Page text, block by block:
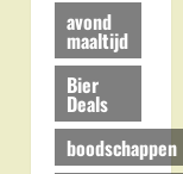
avond
maaltijd
Bier
Deals
boodschappen